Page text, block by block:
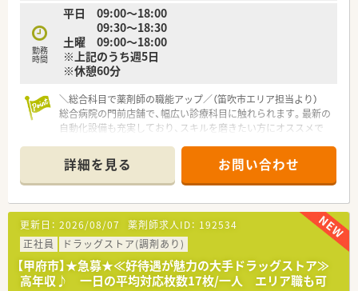
す。
■借上社宅制度やインフルエンザ補助制度など多彩な福利厚生
が用意されており生活面でのサポートも万全な体制です。
勤務
時間
平日 09:00～18:00
09:30～18:30
土曜 09:00～18:00
※上記のうち週5日
※休憩60分
＼総合科目で薬剤師の職能アップ／（笛吹市エリア担当より）
総合病院の門前店舗で、幅広い診療科目に触れられます。最新の
自動化設備も充実しており、スキルを磨きたい方にオススメで
＊------------------------------------------＊
【店舗情報と応需状況について】
■最寄り駅の石和温泉駅から徒歩で20分ほどの場所に位置して
おり、マイカーでの通勤も可能で快適にアクセスできます。
■門前の総合病院である笛吹中央病院から、1日あたり平均120
枚の総合科目の処方箋を安定して受け付けています。
■地域の医療ニーズに貢献するため、店舗では調剤業務だけでな
く今後さらに在宅業務にも注力をしていく方針です。
詳細を見る お問い合わせ
更新日： 2026/08/07 薬剤師求人ID： 192534
正社員
ドラッグストア(調剤あり)
【甲府市】★急募★≪好待遇が魅力の大手ドラッグストア≫
高年収♪ 一日の平均対応枚数17枚/一人 エリア職も可